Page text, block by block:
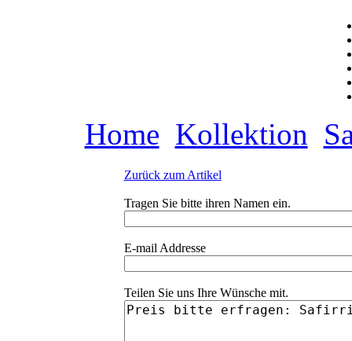
Home Kollektion
Zurück zum Artikel
Tragen Sie bitte ihren Namen ein.
E-mail Addresse
Teilen Sie uns Ihre Wünsche mit.